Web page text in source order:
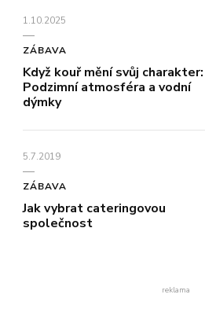
1.10.2025
ZÁBAVA
Když kouř mění svůj charakter:
Podzimní atmosféra a vodní
dýmky
5.7.2019
ZÁBAVA
Jak vybrat cateringovou
společnost
reklama